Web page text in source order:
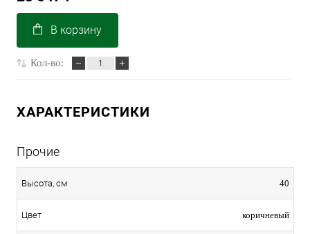
В корзину
Кол-во:
ХАРАКТЕРИСТИКИ
Прочие
Высота, см 40
Цвет коричневый